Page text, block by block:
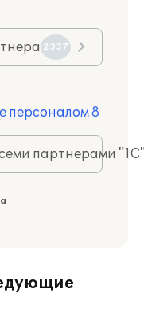
2337
персоналом 8
партнерами